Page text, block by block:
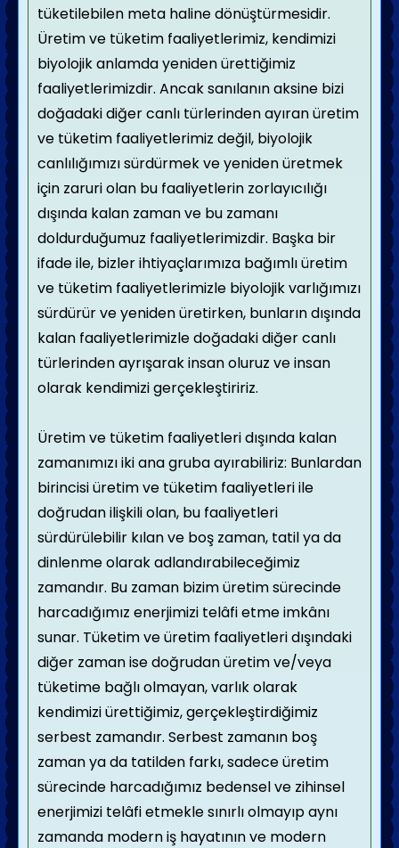
tüketilebilen meta haline dönüştürmesidir.
Üretim ve tüketim faaliyetlerimiz, kendimizi
biyolojik anlamda yeniden ürettiğimiz
faaliyetlerimizdir. Ancak sanılanın aksine bizi
doğadaki diğer canlı türlerinden ayıran üretim
ve tüketim faaliyetlerimiz değil, biyolojik
canlılığımızı sürdürmek ve yeniden üretmek
için zaruri olan bu faaliyetlerin zorlayıcılığı
dışında kalan zaman ve bu zamanı
doldurduğumuz faaliyetlerimizdir. Başka bir
ifade ile, bizler ihtiyaçlarımıza bağımlı üretim
ve tüketim faaliyetlerimizle biyolojik varlığımızı
sürdürür ve yeniden üretirken, bunların dışında
kalan faaliyetlerimizle doğadaki diğer canlı
türlerinden ayrışarak insan oluruz ve insan
olarak kendimizi gerçekleştiririz.
Üretim ve tüketim faaliyetleri dışında kalan
zamanımızı iki ana gruba ayırabiliriz: Bunlardan
birincisi üretim ve tüketim faaliyetleri ile
doğrudan ilişkili olan, bu faaliyetleri
sürdürülebilir kılan ve boş zaman, tatil ya da
dinlenme olarak adlandırabileceğimiz
zamandır. Bu zaman bizim üretim sürecinde
harcadığımız enerjimizi telâfi etme imkânı
sunar. Tüketim ve üretim faaliyetleri dışındaki
diğer zaman ise doğrudan üretim ve/veya
tüketime bağlı olmayan, varlık olarak
kendimizi ürettiğimiz, gerçekleştirdiğimiz
serbest zamandır. Serbest zamanın boş
zaman ya da tatilden farkı, sadece üretim
sürecinde harcadığımız bedensel ve zihinsel
enerjimizi telâfi etmekle sınırlı olmayıp aynı
zamanda modern iş hayatının ve modern